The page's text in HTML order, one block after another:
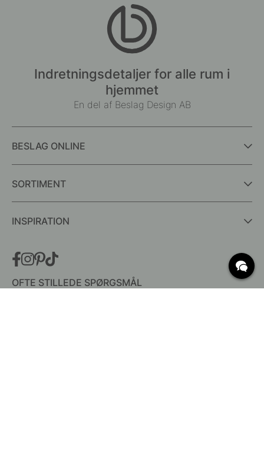
Indretningsdetaljer for alle rum i
hjemmet
En del af Beslag Design AB
BESLAG ONLINE
SORTIMENT
INSPIRATION
OFTE STILLEDE SPØRGSMÅL